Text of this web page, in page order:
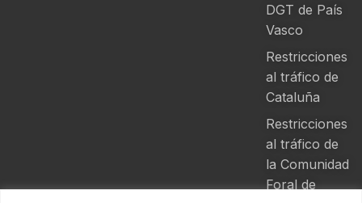
DGT de País
Vasco
Restricciones
al tráfico de
Cataluña
Restricciones
al tráfico de
la Comunidad
Foral de